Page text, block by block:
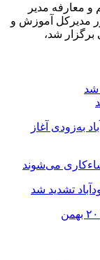
و معارفه مدیر
مدیرکل آموزش و
شد،
محمودآباد به‌زودی آغاز
تشدید شد